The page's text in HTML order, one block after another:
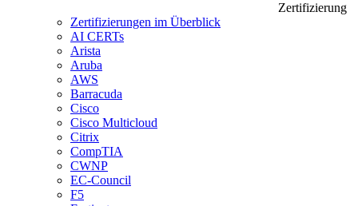
Zertifizierung
Zertifizierungen im Überblick
AI CERTs
Arista
Aruba
AWS
Barracuda
Cisco
Cisco Multicloud
Citrix
CompTIA
CWNP
EC-Council
F5